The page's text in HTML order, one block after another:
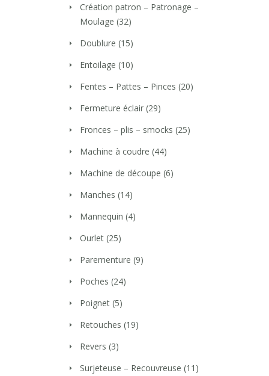
Création patron – Patronage –
Moulage (32)
Doublure (15)
Entoilage (10)
Fentes – Pattes – Pinces (20)
Fermeture éclair (29)
Fronces – plis – smocks (25)
Machine à coudre (44)
Machine de découpe (6)
Manches (14)
Mannequin (4)
Ourlet (25)
Parementure (9)
Poches (24)
Poignet (5)
Retouches (19)
Revers (3)
Surjeteuse – Recouvreuse (11)